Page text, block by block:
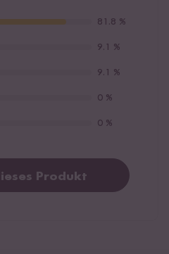
81.8 %
9.1 %
9.1 %
0 %
0 %
Produkt